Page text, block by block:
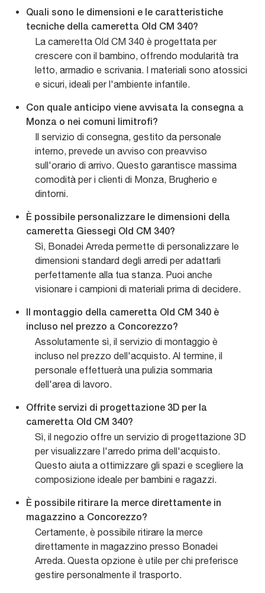
Quali sono le dimensioni e le caratteristiche
tecniche della cameretta Old CM 340?
La cameretta Old CM 340 è progettata per
crescere con il bambino, offrendo modularità tra
letto, armadio e scrivania. I materiali sono atossici
e sicuri, ideali per l'ambiente infantile.
Con quale anticipo viene avvisata la consegna a
Monza o nei comuni limitrofi?
Il servizio di consegna, gestito da personale
interno, prevede un avviso con preavviso
sull'orario di arrivo. Questo garantisce massima
comodità per i clienti di Monza, Brugherio e
dintorni.
È possibile personalizzare le dimensioni della
cameretta Giessegi Old CM 340?
Sì, Bonadei Arreda permette di personalizzare le
dimensioni standard degli arredi per adattarli
perfettamente alla tua stanza. Puoi anche
visionare i campioni di materiali prima di decidere.
Il montaggio della cameretta Old CM 340 è
incluso nel prezzo a Concorezzo?
Assolutamente sì, il servizio di montaggio è
incluso nel prezzo dell'acquisto. Al termine, il
personale effettuerà una pulizia sommaria
dell'area di lavoro.
Offrite servizi di progettazione 3D per la
cameretta Old CM 340?
Sì, il negozio offre un servizio di progettazione 3D
per visualizzare l'arredo prima dell'acquisto.
Questo aiuta a ottimizzare gli spazi e scegliere la
composizione ideale per bambini e ragazzi.
È possibile ritirare la merce direttamente in
magazzino a Concorezzo?
Certamente, è possibile ritirare la merce
direttamente in magazzino presso Bonadei
Arreda. Questa opzione è utile per chi preferisce
gestire personalmente il trasporto.